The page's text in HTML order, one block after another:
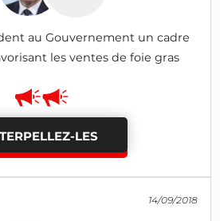
au Gouvernement un cadre
les ventes de foie gras
LES
14/09/2018